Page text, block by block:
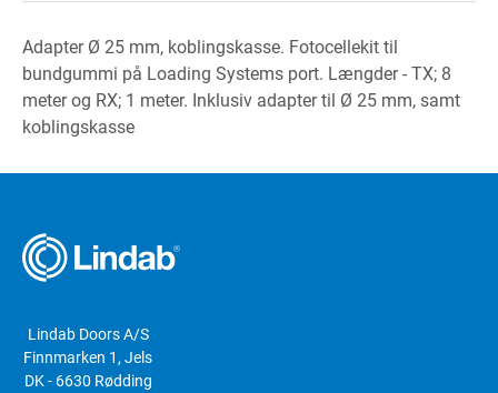
Adapter Ø 25 mm, koblingskasse. Fotocellekit til
bundgummi på Loading Systems port. Længder - TX; 8
meter og RX; 1 meter. Inklusiv adapter til Ø 25 mm, samt
koblingskasse
Lindab Doors A/S
Finnmarken 1, Jels
DK - 6630 Rødding